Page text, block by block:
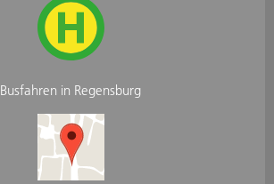
Busfahren in Regensburg